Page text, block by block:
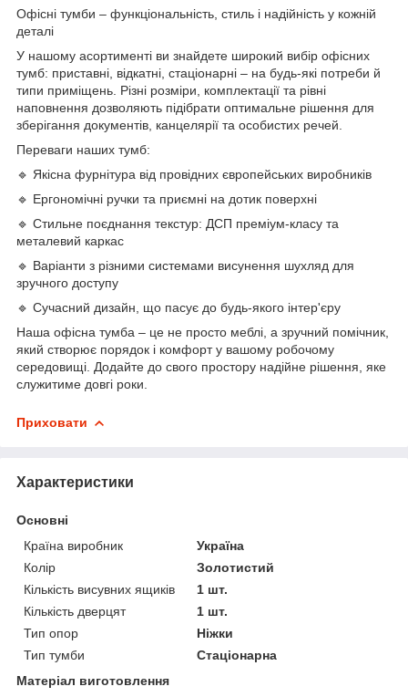
Офісні тумби – функціональність, стиль і надійність у кожній
деталі
У нашому асортименті ви знайдете широкий вибір офісних
тумб: приставні, відкатні, стаціонарні – на будь-які потреби й
типи приміщень. Різні розміри, комплектації та рівні
наповнення дозволяють підібрати оптимальне рішення для
зберігання документів, канцелярії та особистих речей.
Переваги наших тумб:
🔹 Якісна фурнітура від провідних європейських виробників
🔹 Ергономічні ручки та приємні на дотик поверхні
🔹 Стильне поєднання текстур: ДСП преміум-класу та
металевий каркас
🔹 Варіанти з різними системами висунення шухляд для
зручного доступу
🔹 Сучасний дизайн, що пасує до будь-якого інтер'єру
Наша офісна тумба – це не просто меблі, а зручний помічник,
який створює порядок і комфорт у вашому робочому
середовищі. Додайте до свого простору надійне рішення, яке
служитиме довгі роки.
Приховати
Характеристики
Основні
Країна виробник
Україна
Колір
Золотистий
Кількість висувних ящиків
1 шт.
Кількість дверцят
1 шт.
Тип опор
Ніжки
Тип тумби
Стаціонарна
Матеріал виготовлення